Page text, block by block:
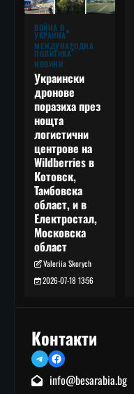
ВОЙНА В
УКРАЙНА
МЕЖДУНАРОДНА
ПОЛИТИКА
НОВИНИ
Украински
дронове
поразиха през
нощта
логистични
центрове на
Wildberries в
Котовск,
Тамбовска
област, и в
Електростал,
Московска
област
Valeriia Skorych
2026-07-18 13:56
Контакти
TelegramFacebook
info@besarabia.bg